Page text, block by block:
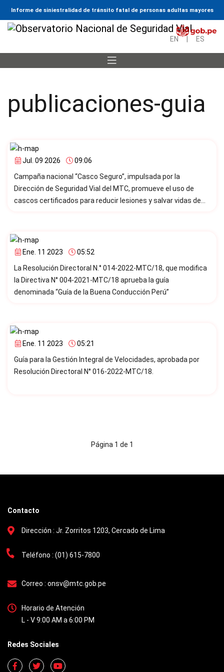
Informe de siniestralidad de tránsito fatal de personas adultas mayores
EN ES
publicaciones-guia
Jul. 09 2026
09:06
Campaña nacional “Casco Seguro”, impulsada por la
Dirección de Seguridad Vial del MTC, promueve el uso de
cascos certificados para reducir lesiones y salvar vidas de
Ene. 11 2023
05:52
La Resolución Directoral N.° 014-2022-MTC/18, que modifica
la Directiva N° 004-2021-MTC/18 aprueba la guía
denominada “Guía de la Buena Conducción Perú”
Ene. 11 2023
05:21
Guía para la Gestión Integral de Velocidades, aprobada por
Resolución Directoral N° 016-2022-MTC/18.
Página 1 de 1
Contacto
Dirección : Jr. Zorritos 1203, Cercado de Lima
Teléfono : (01) 615-7800
Correo : onsv@mtc.gob.pe
Horario de Atención
L - V 9:00 AM a 6:00 PM
Redes Sociales